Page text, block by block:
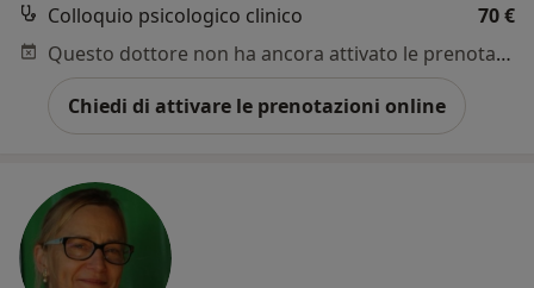
Colloquio psicologico clinico
70 €
Questo dottore non ha ancora attivato le prenotazioni online presso questo indirizzo.
Chiedi di attivare le prenotazioni online